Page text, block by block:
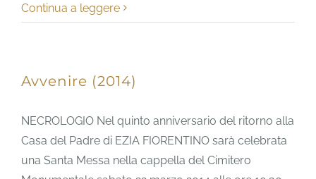
Continua a leggere
Avvenire (2014)
NECROLOGIO Nel quinto anniversario del ritorno alla
Casa del Padre di EZIA FIORENTINO sarà celebrata
una Santa Messa nella cappella del Cimitero